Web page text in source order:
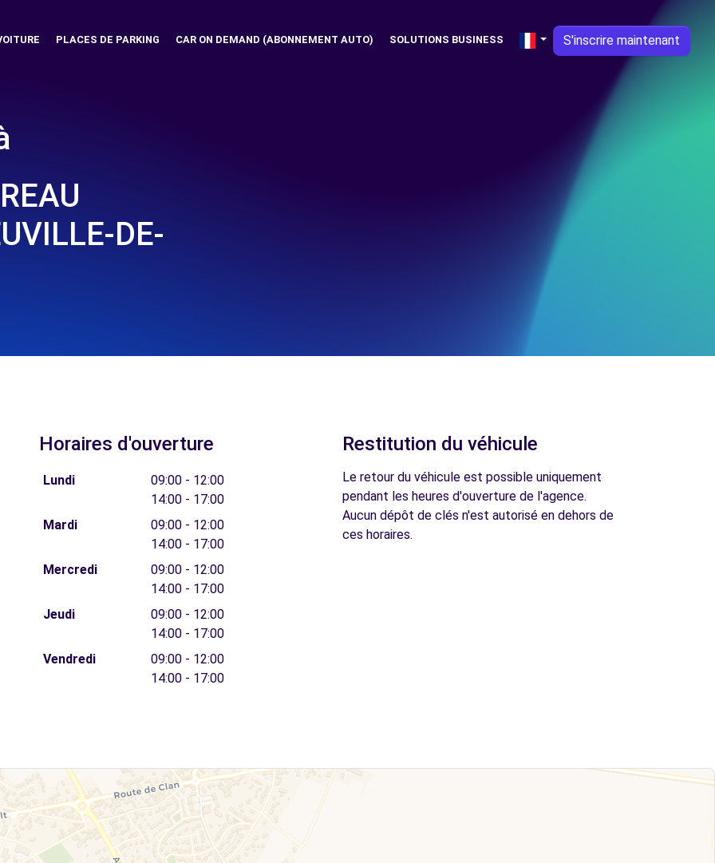
PLACES DE PARKING CAR ON DEMAND (ABONNEMENT AUTO) SOLUTIONS BUSINESS S'inscrire maintenant
DE-
Horaires d'ouverture
Lundi
09:00 - 12:00
14:00 - 17:00
Mardi
09:00 - 12:00
14:00 - 17:00
Mercredi
09:00 - 12:00
14:00 - 17:00
Jeudi
09:00 - 12:00
14:00 - 17:00
Vendredi
09:00 - 12:00
14:00 - 17:00
Restitution du véhicule
Le retour du véhicule est possible uniquement
pendant les heures d'ouverture de l'agence.
Aucun dépôt de clés n'est autorisé en dehors de
ces horaires.